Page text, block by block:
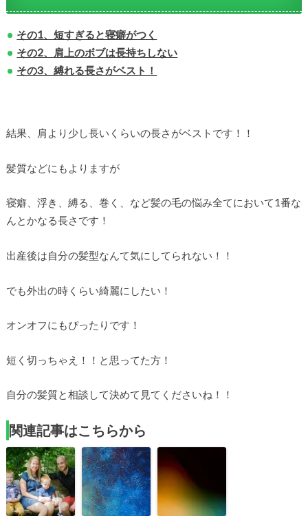
その1、短すぎると寝癖がつく
その2、肩上のボブは長持ちしない
その3、縛れる長さがベスト！
結果、肩より少し長いくらいの長さがベストです！！
髪質などにもよりますが
寝癖、浮き、縛る、巻く、など髪の毛の悩み全てにおいて1番な
んとかなる長さです！
出産後は自分の髪型なんて気にしてられない！！
でも外出の時くらい綺麗にしたい！
オンオフにもぴったりです！
短く切っちゃえ！！と思ってた方！
自分の髪質と相談して決めて見てくださいね！！
関連記事はこちらから